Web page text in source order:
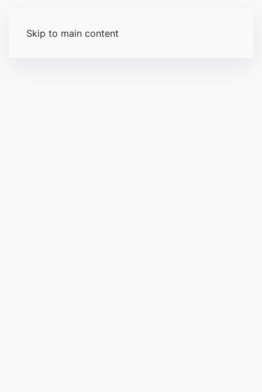
Skip to main content